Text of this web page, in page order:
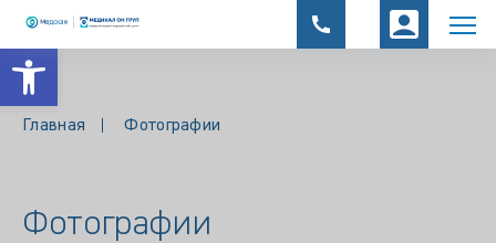
Открыть панель инструментов
Главная Фотографии
Фотографии